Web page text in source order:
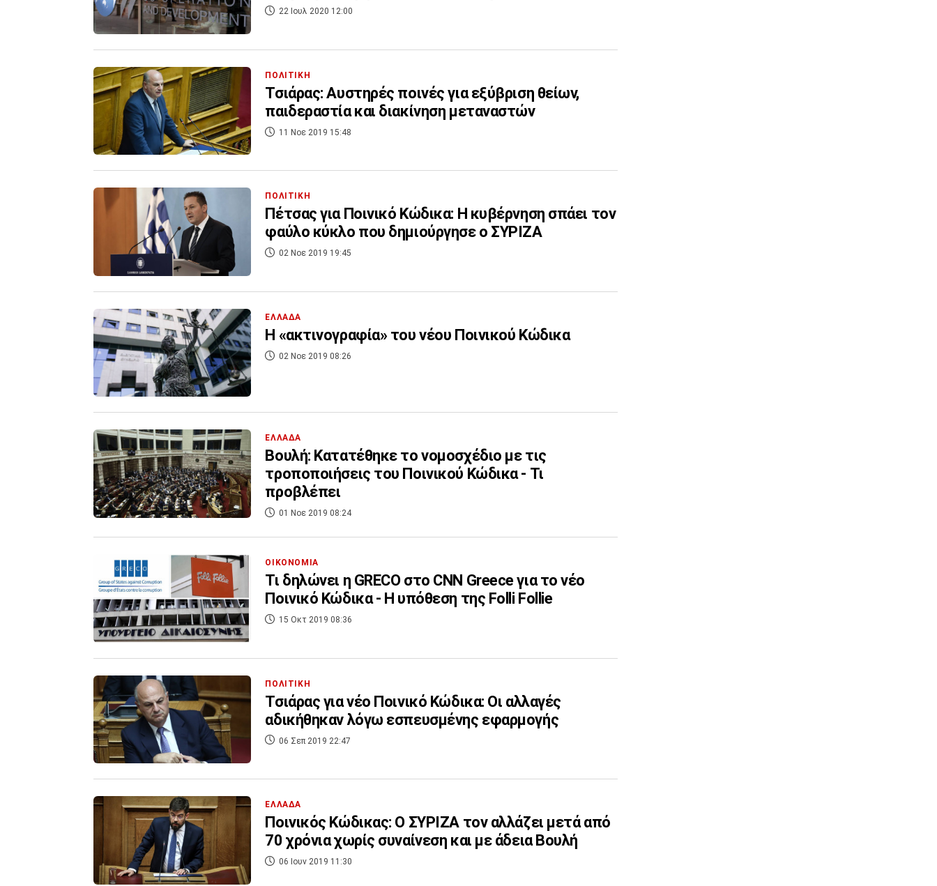
22 Ιουλ 2020 12:00
ΠΟΛΙΤΙΚΗ
Τσιάρας: Αυστηρές ποινές για εξύβριση θείων,
παιδεραστία και διακίνηση μεταναστών
11 Νοε 2019 15:48
ΠΟΛΙΤΙΚΗ
Πέτσας για Ποινικό Κώδικα: Η κυβέρνηση σπάει τον
φαύλο κύκλο που δημιούργησε ο ΣΥΡΙΖΑ
02 Νοε 2019 19:45
ΕΛΛΑΔΑ
Η «ακτινογραφία» του νέου Ποινικού Κώδικα
02 Νοε 2019 08:26
ΕΛΛΑΔΑ
Βουλή: Κατατέθηκε το νομοσχέδιο με τις
τροποποιήσεις του Ποινικού Κώδικα - Τι
προβλέπει
01 Νοε 2019 08:24
ΟΙΚΟΝΟΜΙΑ
Τι δηλώνει η GRECO στο CNN Greece για το νέο
Ποινικό Κώδικα - Η υπόθεση της Folli Follie
15 Οκτ 2019 08:36
ΠΟΛΙΤΙΚΗ
Τσιάρας για νέο Ποινικό Κώδικα: Οι αλλαγές
αδικήθηκαν λόγω εσπευσμένης εφαρμογής
06 Σεπ 2019 22:47
ΕΛΛΑΔΑ
Ποινικός Κώδικας: Ο ΣΥΡΙΖΑ τον αλλάζει μετά από
70 χρόνια χωρίς συναίνεση και με άδεια Βουλή
06 Ιουν 2019 11:30